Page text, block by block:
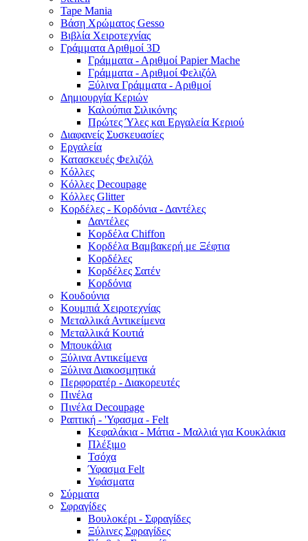
Tape Mania
Βάση Χρώματος Gesso
Βιβλία Χειροτεχνίας
Γράμματα Αριθμοί 3D
Γράμματα - Αριθμοί Papier Mache
Γράμματα - Αριθμοί Φελιζόλ
Ξύλινα Γράμματα - Αριθμοί
Δημιουργία Κεριών
Καλούπια Σιλικόνης
Πρώτες Ύλες και Εργαλεία Κεριού
Διαφανείς Συσκευασίες
Εργαλεία
Κατασκευές Φελιζόλ
Κόλλες
Κόλλες Decoupage
Κόλλες Glitter
Κορδέλες - Κορδόνια - Δαντέλες
Δαντέλες
Κορδέλα Chiffon
Κορδέλα Βαμβακερή με Ξέφτια
Κορδέλες
Κορδέλες Σατέν
Κορδόνια
Κουδούνια
Κουμπιά Χειροτεχνίας
Μεταλλικά Αντικείμενα
Μεταλλικά Κουτιά
Μπουκάλια
Ξύλινα Αντικείμενα
Ξύλινα Διακοσμητικά
Περφορατέρ - Διακορευτές
Πινέλα
Πινέλα Decoupage
Ραπτική - 'Υφασμα - Felt
Κεφαλάκια - Μάτια - Μαλλιά για Κουκλάκια
Πλέξιμο
Τσόχα
Ύφασμα Felt
Υφάσματα
Σύρματα
Σφραγίδες
Βουλοκέρι - Σφραγίδες
Ξύλινες Σφραγίδες